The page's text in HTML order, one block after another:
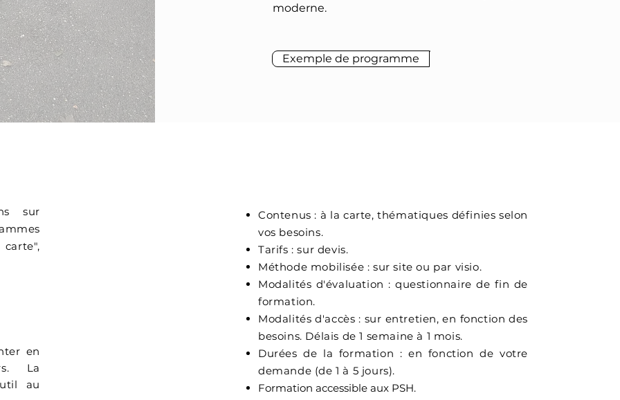
moderne.
Exemple de programme
sur
en
La
au
Contenus : à la carte, thématiques définies selon
vos besoins.
Tarifs : sur devis.
Méthode mobilisée : sur site ou par visio.
Modalités d'évaluation : questionnaire de fin de
formation.
Modalités d'accès : sur entretien, en fonction des
besoins. Délais de 1 semaine à 1 mois.
Durées de la formation : en fonction de votre
demande (de 1 à 5 jours).
Formation accessible aux PSH.